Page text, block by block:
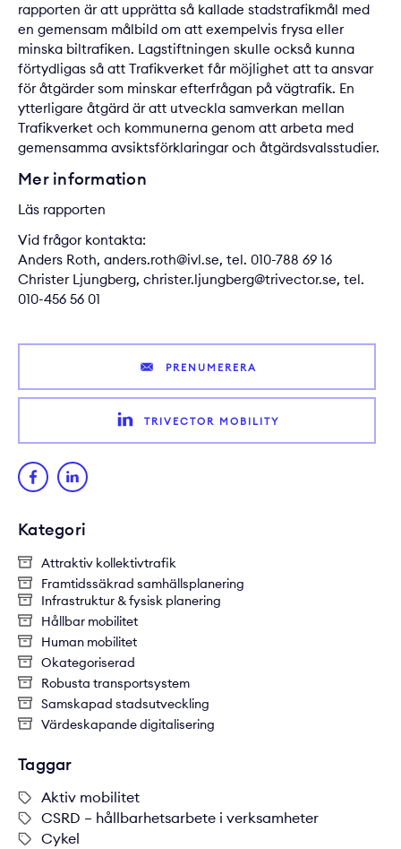
Kategori
Attraktiv kollektivtrafik
Framtidssäkrad samhällsplanering
Infrastruktur & fysisk planering
Hållbar mobilitet
Human mobilitet
Okategoriserad
Robusta transportsystem
Samskapad stadsutveckling
Värdeskapande digitalisering
Taggar
Aktiv mobilitet
CSRD – hållbarhetsarbete i verksamheter
Cykel
rapporten är att upprätta så kallade stadstrafikmål med
en gemensam målbild om att exempelvis frysa eller
minska biltrafiken. Lagstiftningen skulle också kunna
förtydligas så att Trafikverket får möjlighet att ta ansvar
för åtgärder som minskar efterfrågan på vägtrafik. En
ytterligare åtgärd är att utveckla samverkan mellan
Trafikverket och kommunerna genom att arbeta med
gemensamma avsiktsförklaringar och åtgärdsvalsstudier.
Mer information
Läs rapporten
Vid frågor kontakta:
Anders Roth, anders.roth@ivl.se, tel. 010-788 69 16
Christer Ljungberg, christer.ljungberg@trivector.se, tel.
010-456 56 01
PRENUMERERA
TRIVECTOR MOBILITY